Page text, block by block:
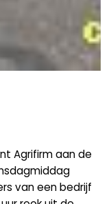
Agrifirm aan de
van een bedrijf